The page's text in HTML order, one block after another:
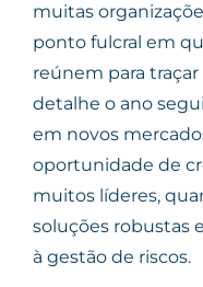
muitas
ponto fulcral em
reúnem para
detalhe o ano
em novos
oportunidade de
muitos líderes,
soluções robustas
à gestão de riscos.